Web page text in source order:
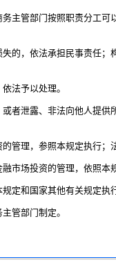
主管部门按照职责分工
的，依法承担民事责任
法予以处理。
者泄露、非法向他人提
理，参照本规定执行；
市场投资的管理，依照本
定和国家其他有关规定执
管部门制定。